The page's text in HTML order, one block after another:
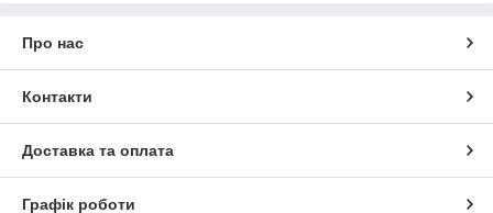
Про нас
Контакти
Доставка та оплата
Графік роботи